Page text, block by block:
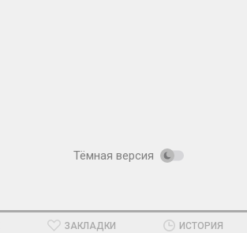
Тёмная версия
ЗАКЛАДКИ ИСТОРИЯ